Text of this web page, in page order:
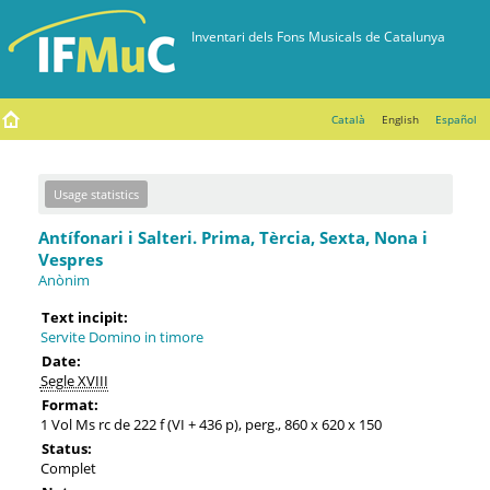
Català English Español
Usage statistics
Antífonari i Salteri. Prima, Tèrcia, Sexta, Nona i
Vespres
Anònim
Text incipit:
Servite Domino in timore
Date:
Segle XVIII
Format:
1 Vol Ms rc de 222 f (VI + 436 p), perg., 860 x 620 x 150
Status:
Complet